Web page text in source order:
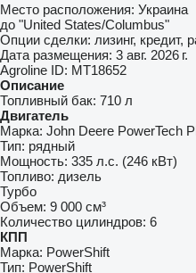
Место расположения: Украина
до "United States/Columbus"
Опции сделки: лизинг, кредит,
Дата размещения: 3 авг. 2026 г.
Agroline ID: MT18652
Описание
Топливный бак: 710 л
Двигатель
Марка: John Deere PowerTech
Тип: рядный
Мощность: 335 л.с. (246 кВт)
Топливо: дизель
Турбо
Объем: 9 000 см³
Количество цилиндров: 6
КПП
Марка: PowerShift
Тип: PowerShift